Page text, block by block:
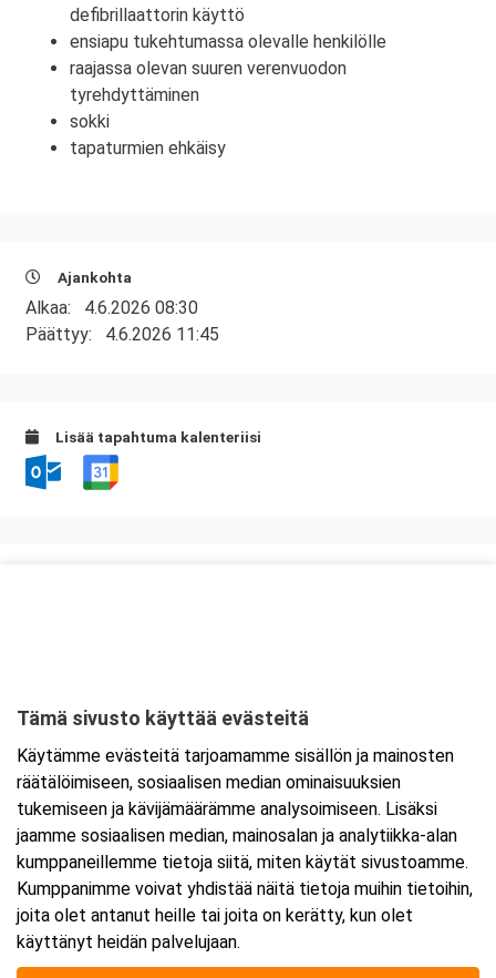
defibrillaattorin käyttö
ensiapu tukehtumassa olevalle henkilölle
raajassa olevan suuren verenvuodon
tyrehdyttäminen
sokki
tapaturmien ehkäisy
Ajankohta
Alkaa: 4.6.2026 08:30
Päättyy: 4.6.2026 11:45
Lisää tapahtuma kalenteriisi
Tarkempi kartta ja ajo-ohjeet
Tämä sivusto käyttää evästeitä
Käytämme evästeitä tarjoamamme sisällön ja mainosten
räätälöimiseen, sosiaalisen median ominaisuuksien
tukemiseen ja kävijämäärämme analysoimiseen. Lisäksi
jaamme sosiaalisen median, mainosalan ja analytiikka-alan
kumppaneillemme tietoja siitä, miten käytät sivustoamme.
Kumppanimme voivat yhdistää näitä tietoja muihin tietoihin,
joita olet antanut heille tai joita on kerätty, kun olet
käyttänyt heidän palvelujaan.